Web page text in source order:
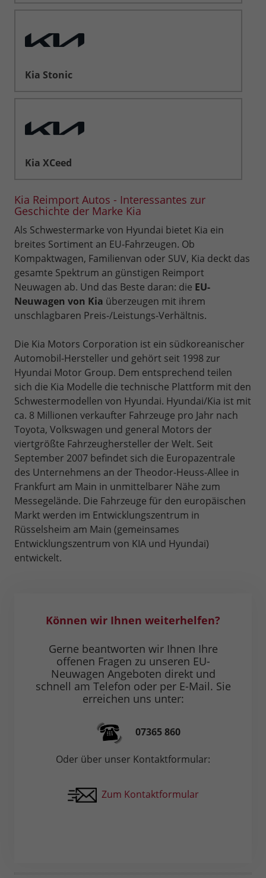
Kia Stonic
Kia XCeed
Kia Reimport Autos - Interessantes zur
Geschichte der Marke Kia
Als Schwestermarke von Hyundai bietet Kia ein
breites Sortiment an EU-Fahrzeugen. Ob
Kompaktwagen, Familienvan oder SUV, Kia deckt das
gesamte Spektrum an günstigen Reimport
Neuwagen ab. Und das Beste daran: die EU-
Neuwagen von Kia überzeugen mit ihrem
unschlagbaren Preis-/Leistungs-Verhältnis.
Die Kia Motors Corporation ist ein südkoreanischer
Automobil-Hersteller und gehört seit 1998 zur
Hyundai Motor Group. Dem entsprechend teilen
sich die Kia Modelle die technische Plattform mit den
Schwestermodellen von Hyundai. Hyundai/Kia ist mit
ca. 8 Millionen verkaufter Fahrzeuge pro Jahr nach
Toyota, Volkswagen und general Motors der
viertgrößte Fahrzeughersteller der Welt. Seit
September 2007 befindet sich die Europazentrale
des Unternehmens an der Theodor-Heuss-Allee in
Frankfurt am Main in unmittelbarer Nähe zum
Messegelände. Die Fahrzeuge für den europäischen
Markt werden im Entwicklungszentrum in
Rüsselsheim am Main (gemeinsames
Entwicklungszentrum von KIA und Hyundai)
entwickelt.
Können wir Ihnen weiterhelfen?
Gerne beantworten wir Ihnen Ihre
offenen Fragen zu unseren EU-
Neuwagen Angeboten direkt und
schnell am Telefon oder per E-Mail. Sie
erreichen uns unter:
07365 860
Oder über unser Kontaktformular:
Zum Kontaktformular